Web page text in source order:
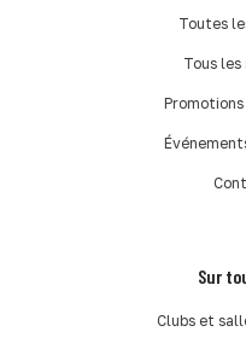
Toutes
Tous les
Sur
Clubs et